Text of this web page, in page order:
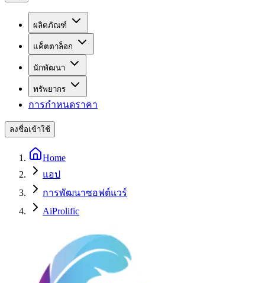
ผลิตภัณฑ์
แค็ตตาล็อก
นักพัฒนา
ทรัพยากร
การกำหนดราคา
ลงชื่อเข้าใช้
Home
แอป
การพัฒนาซอฟต์แวร์
AiProlific